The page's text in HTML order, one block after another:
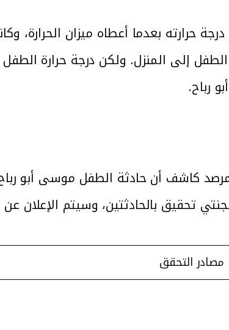
إلى المنزل. ولكن درجة حرارة
رباح.
كاشف أن حادثة الطفل موسى أبو
تحقيق بالحادثتين، وسيتم الإعلان عن
مصادر التحقق